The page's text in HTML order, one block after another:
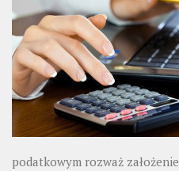
podatkowym rozważ założenie